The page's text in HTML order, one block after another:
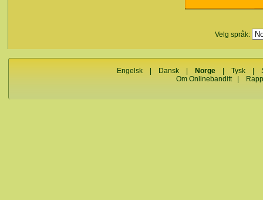
Velg språk:
Engelsk Dansk Norge |Tysk |
Om Onlinebanditt|